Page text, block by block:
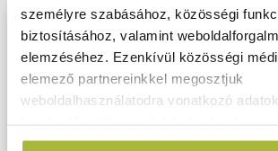
személyre szabásához, közösségi
biztosításához, valamint
elemzéséhez. Ezenkívül közösségi
elemező partnereinkkel megosztjuk
weboldalhasználatodra vonatkozó
amelyeket Te adtál meg számukra vagy
Konyhai eszközök
Adagolás & dekorálás
Crème-Brûlée
Edények & Serpenyők